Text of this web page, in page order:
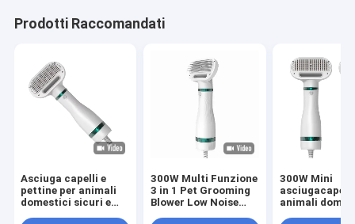
Prodotti Raccomandati
Asciuga capelli e
pettine per animali
domestici sicuri e
300W Multi Funzione
3 in 1 Pet Grooming
Blower Low Noise
300W Mini
animali